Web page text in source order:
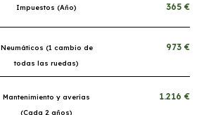
Impuestos (Año) 365 €
Neumáticos (1 cambio de
todas las ruedas)
973 €
Mantenimiento y averías
(Cada 2 años)
1.216 €